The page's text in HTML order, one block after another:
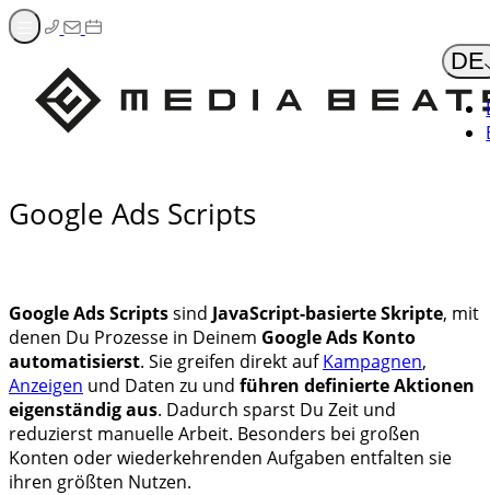
Zum
Inhalt
springen
DE
Google Ads Scripts
Google Ads Scriptssind JavaScript-basierte Skripte, mit
denen Du Prozesse in Deinem Google Ads Konto
automatisierst. Sie greifen direkt aufKampagnen,
Anzeigen und Daten zu und führen definierte Aktionen
eigenständig aus. Dadurch sparst Du Zeit und
reduzierst manuelle Arbeit. Besonders bei großen
Konten oder wiederkehrenden Aufgaben entfalten sie
ihren größten Nutzen.